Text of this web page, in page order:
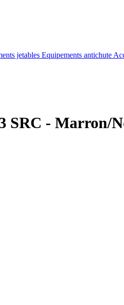
jetables Equipements antichute
SRC - Marron/